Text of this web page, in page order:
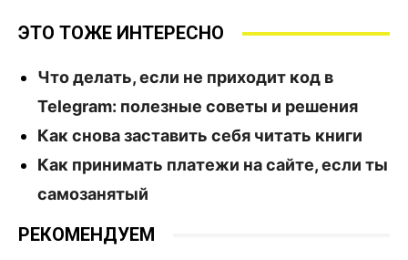
ЭТО ТОЖЕ ИНТЕРЕСНО
Что делать, если не приходит код в
Telegram: полезные советы и решения
Как снова заставить себя читать книги
Как принимать платежи на сайте, если ты
самозанятый
РЕКОМЕНДУЕМ